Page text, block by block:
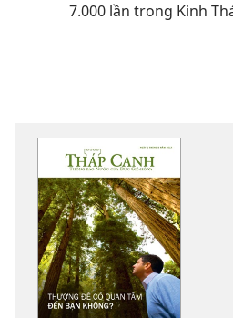
7.000 lần trong Kinh